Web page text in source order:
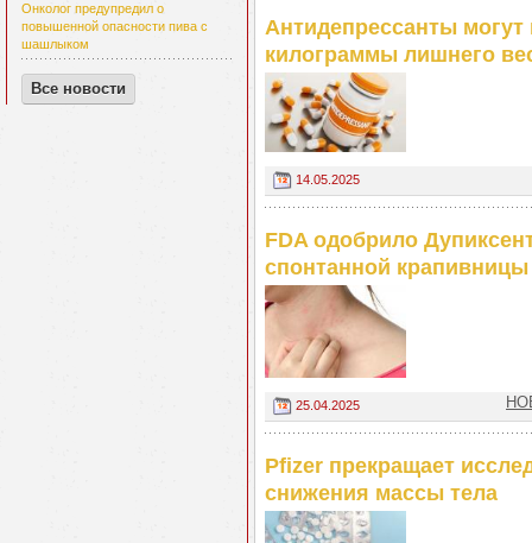
Онколог предупредил о
повышенной опасности пива с
шашлыком
Все новости
Антидепрессанты
килограммы лишнего
14.05.2025
FDA одобрило
спонтанной крапивницы
25.04.2025
Pfizer прекращает
снижения массы тела